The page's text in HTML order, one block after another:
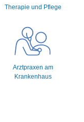
Therapie und Pflege
Arztpraxen am
Krankenhaus